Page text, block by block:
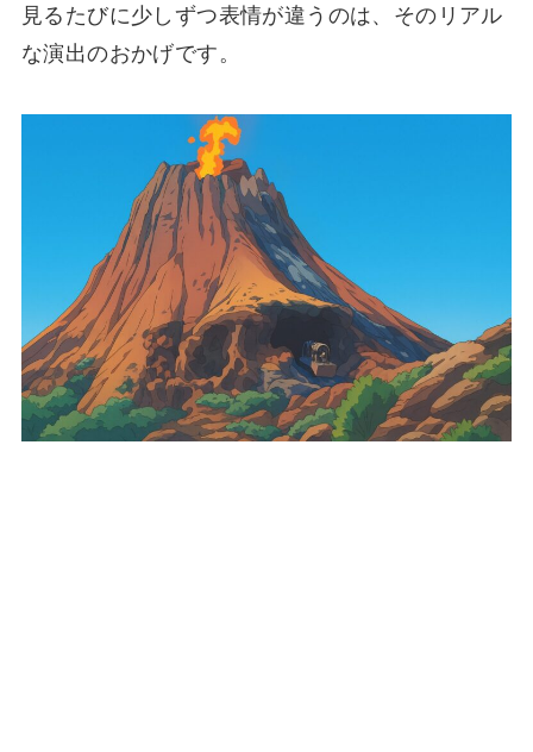
見るたびに少しずつ表情が違うのは、そのリアル
な演出のおかげです。